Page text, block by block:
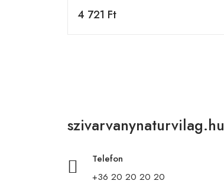
4 721 Ft
szivarvanynaturvilag.hu
Telefon
+36 20 20 20 20